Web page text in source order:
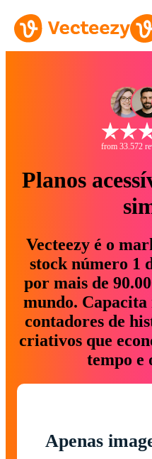
from 33.572
Planos
Vecteezy é o
stock número 1
por mais de
mundo. Capacita
contadores de
criativos que
tempo e
Apenas